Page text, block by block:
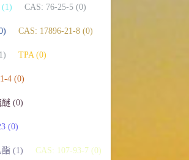
(1) CAS: 76-25-5 (0)
CAS: 17896-21-8 (0)
TPA (0)
4 (0)
(0)
(0)
(1) CAS: 107-93-7 (0)